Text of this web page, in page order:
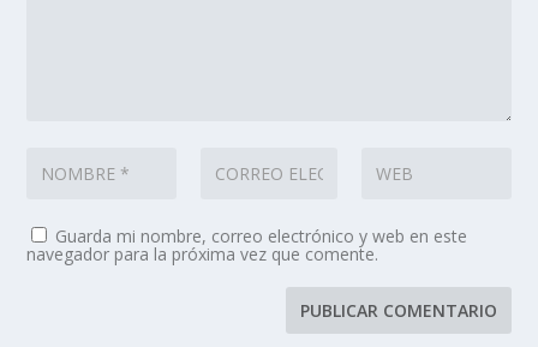
Guarda mi nombre, correo electrónico y web en este
navegador para la próxima vez que comente.